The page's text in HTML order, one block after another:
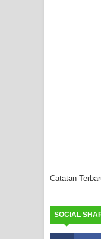
Catatan
SOCIAL